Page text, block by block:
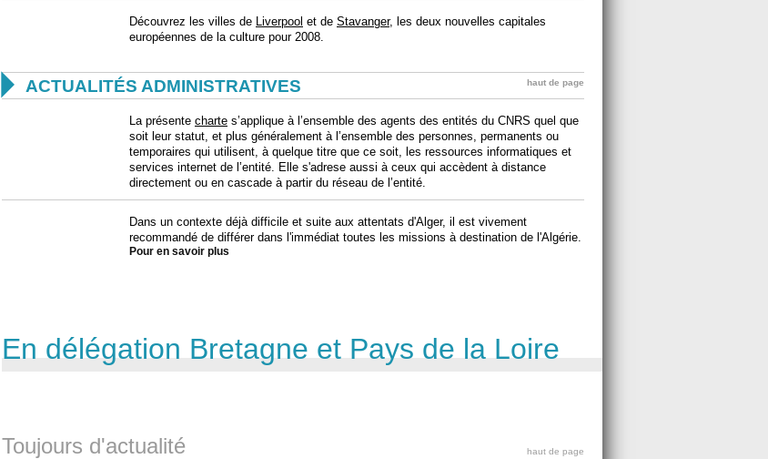
Découvrez les villes de Liverpool et de Stavanger, les deux nouvelles capitales
européennes de la culture pour 2008.
 ACTUALITÉS ADMINISTRATIVES haut de page
La présente charte s’applique à l’ensemble des agents des entités du CNRS quel que
soit leur statut, et plus généralement à l’ensemble des personnes, permanents ou
temporaires qui utilisent, à quelque titre que ce soit, les ressources informatiques et
services internet de l’entité. Elle s'adrese aussi à ceux qui accèdent à distance
directement ou en cascade à partir du réseau de l’entité.
Dans un contexte déjà difficile et suite aux attentats d'Alger, il est vivement
recommandé de différer dans l'immédiat toutes les missions à destination de l'Algérie.
Pour en savoir plus
En délégation Bretagne et Pays de la Loire
Toujours d'actualité haut de page